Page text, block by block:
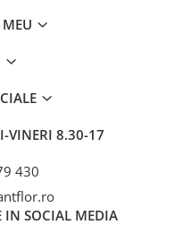
VINERI 8.30-17
430
IN SOCIAL MEDIA